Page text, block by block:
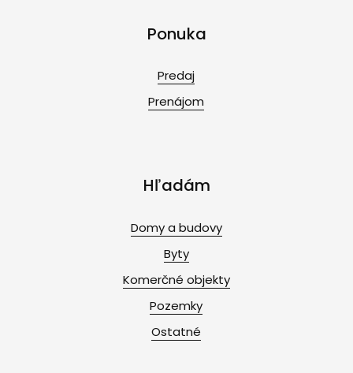
Ponuka
Predaj
Prenájom
Hľadám
Domy a budovy
Byty
Komerčné objekty
Pozemky
Ostatné